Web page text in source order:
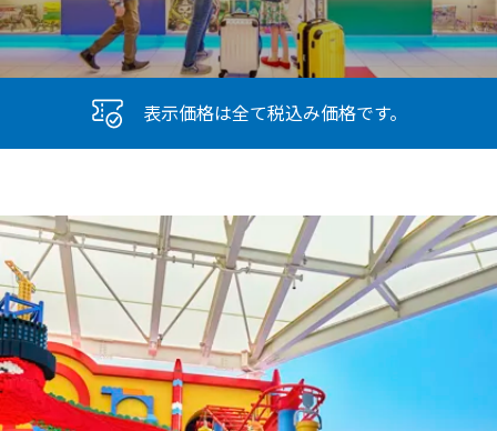
表示価格は全て税込み価格です。